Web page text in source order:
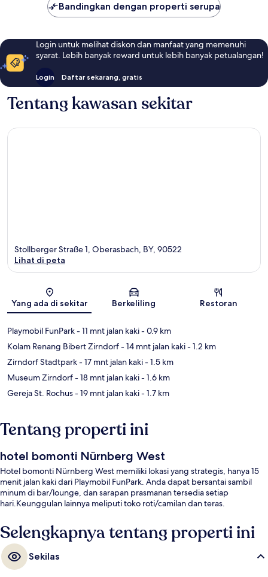
Bandingkan dengan properti serupa
Login untuk melihat diskon dan manfaat yang memenuhi
syarat. Lebih banyak reward untuk lebih banyak petualangan!
Login Daftar sekarang, gratis
Tentang kawasan sekitar
Peta
Stollberger Straße 1, Oberasbach, BY, 90522
Lihat di peta
Yang ada di sekitar Berkeliling Restoran
Playmobil FunPark- 11 mnt jalan kaki- 0.9 km
Kolam Renang Bibert Zirndorf- 14 mnt jalan kaki- 1.2 km
Zirndorf Stadtpark- 17 mnt jalan kaki- 1.5 km
Museum Zirndorf- 18 mnt jalan kaki- 1.6 km
Gereja St. Rochus- 19 mnt jalan kaki- 1.7 km
Tentang properti ini
hotel bomonti Nürnberg West
Hotel bomonti Nürnberg West memiliki lokasi yang strategis, hanya 15
menit jalan kaki dari Playmobil FunPark. Anda dapat bersantai sambil
minum di bar/lounge, dan sarapan prasmanan tersedia setiap
hari.Keunggulan lainnya meliputi toko roti/camilan dan teras.
Selengkapnya tentang properti ini
Sekilas